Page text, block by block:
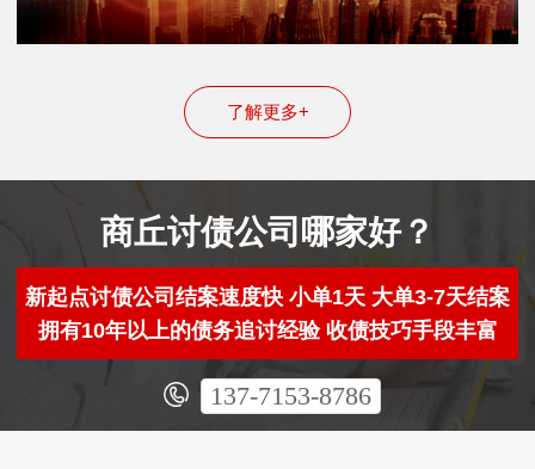
了解更多+
商丘讨债公司哪家好？
新起点讨债公司结案速度快 小单1天 大单3-7天结案
拥有10年以上的债务追讨经验 收债技巧手段丰富
137-7153-8786